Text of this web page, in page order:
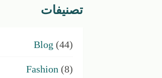
تصنيفات
Blog (44)
Fashion (8)